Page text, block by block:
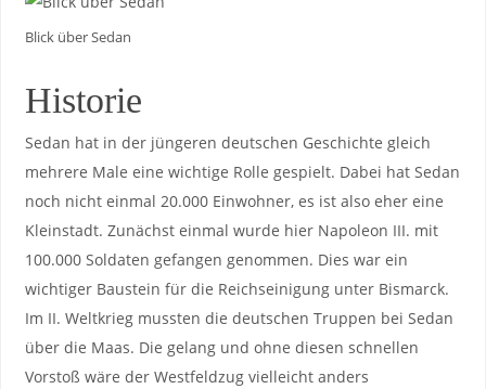
Blick über Sedan
Historie
Sedan hat in der jüngeren deutschen Geschichte gleich
mehrere Male eine wichtige Rolle gespielt. Dabei hat Sedan
noch nicht einmal 20.000 Einwohner, es ist also eher eine
Kleinstadt. Zunächst einmal wurde hier Napoleon III. mit
100.000 Soldaten gefangen genommen. Dies war ein
wichtiger Baustein für die Reichseinigung unter Bismarck.
Im II. Weltkrieg mussten die deutschen Truppen bei Sedan
über die Maas. Die gelang und ohne diesen schnellen
Vorstoß wäre der Westfeldzug vielleicht anders